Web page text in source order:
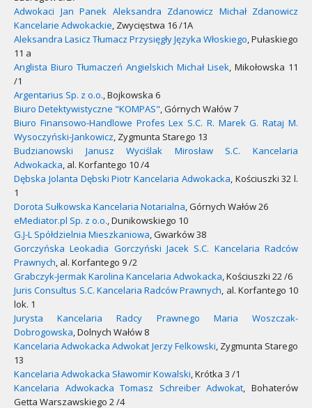
Adwokaci Jan Panek Aleksandra Zdanowicz Michał Zdanowicz
Kancelarie Adwokackie, Zwycięstwa 16 /1A
Aleksandra Lasicz Tłumacz Przysięgły Języka Włoskiego, Pułaskiego
11 a
Anglista Biuro Tłumaczeń Angielskich Michał Lisek, Mikołowska 11
/1
Argentarius Sp. z o.o., Bojkowska 6
Biuro Detektywistyczne "KOMPAS", Górnych Wałów 7
Biuro Finansowo-Handlowe Profes Lex S.C. R. Marek G. Rataj M.
Wysoczyński-Jankowicz, Zygmunta Starego 13
Budzianowski Janusz Wyciślak Mirosław S.C. Kancelaria
Adwokacka, al. Korfantego 10 /4
Dębska Jolanta Dębski Piotr Kancelaria Adwokacka, Kościuszki 32 l.
1
Dorota Sułkowska Kancelaria Notarialna, Górnych Wałów 26
eMediator.pl Sp. z o.o., Dunikowskiego 10
G.J-L Spółdzielnia Mieszkaniowa, Gwarków 38
Gorczyńska Leokadia Gorczyński Jacek S.C. Kancelaria Radców
Prawnych, al. Korfantego 9 /2
Grabczyk-Jermak Karolina Kancelaria Adwokacka, Kościuszki 22 /6
Juris Consultus S.C. Kancelaria Radców Prawnych, al. Korfantego 10
lok. 1
Jurysta Kancelaria Radcy Prawnego Maria Woszczak-
Dobrogowska, Dolnych Wałów 8
Kancelaria Adwokacka Adwokat Jerzy Felkowski, Zygmunta Starego
13
Kancelaria Adwokacka Sławomir Kowalski, Krótka 3 /1
Kancelaria Adwokacka Tomasz Schreiber Adwokat, Bohaterów
Getta Warszawskiego 2 /4